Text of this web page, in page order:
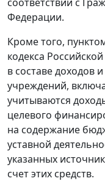
Федерации.
Кроме того,
кодекса
в составе доходов
учреждений,
учитываются
целевого
на содержание
уставной
указанных
счет этих средств.